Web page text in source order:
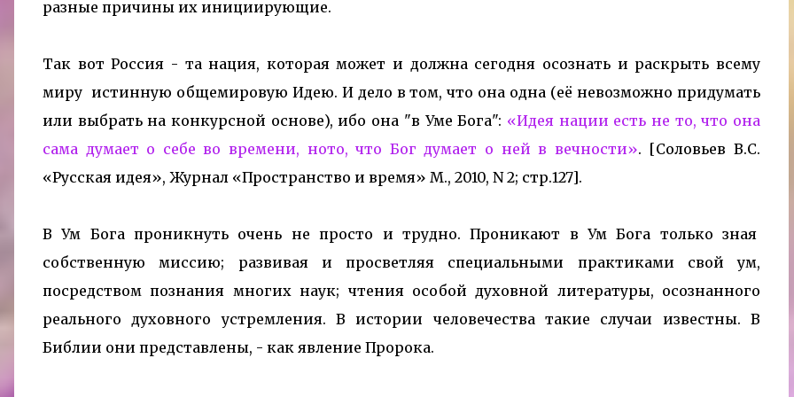
разные причины их инициирующие.
Так вот Россия - та нация, которая может и должна сегодня осознать и раскрыть всему
миру истинную общемировую Идею. И дело в том, что она одна (её невозможно придумать
или выбрать на конкурсной основе), ибо она "в Уме Бога": «Идея нации есть не то, что она
сама думает о себе во времени, ното, что Бог думает о ней в вечности». [СоловьевB.C.
«Русская идея», Журнал «Пространство и время» М., 2010, N2; стр.127].
В Ум Бога проникнуть очень не просто и трудно. Проникают в Ум Бога только зная
собственную миссию; развивая и просветляя специальными практиками свой ум,
посредством познания многих наук; чтения особой духовной литературы, осознанного
реального духовного устремления. В истории человечества такие случаи известны. В
Библии они представлены, - как явление Пророка.